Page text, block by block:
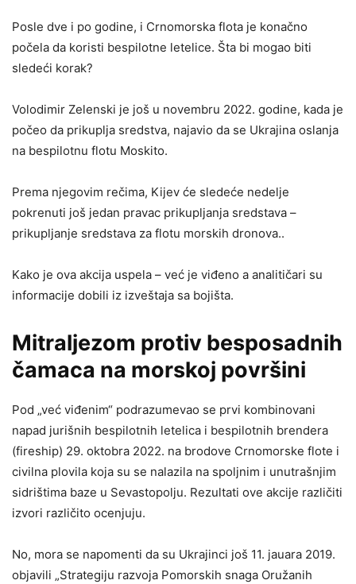
Posle dve i po godine, i Crnomorska flota je konačno
počela da koristi bespilotne letelice. Šta bi mogao biti
sledeći korak?
Volodimir Zelenski je još u novembru 2022. godine, kada je
počeo da prikuplja sredstva, najavio da se Ukrajina oslanja
na bespilotnu flotu Moskito.
Prema njegovim rečima, Kijev će sledeće nedelje
pokrenuti još jedan pravac prikupljanja sredstava –
prikupljanje sredstava za flotu morskih dronova..
Kako je ova akcija uspela – već je viđeno a analitičari su
informacije dobili iz izveštaja sa bojišta.
Mitraljezom protiv besposadnih
čamaca na morskoj površini
Pod „već viđenim“ podrazumevao se prvi kombinovani
napad jurišnih bespilotnih letelica i bespilotnih brendera
(fireship) 29. oktobra 2022. na brodove Crnomorske flote i
civilna plovila koja su se nalazila na spoljnim i unutrašnjim
sidrištima baze u Sevastopolju. Rezultati ove akcije različiti
izvori različito ocenjuju.
No, mora se napomenti da su Ukrajinci još 11. jauara 2019.
objavili „Strategiju razvoja Pomorskih snaga Oružanih